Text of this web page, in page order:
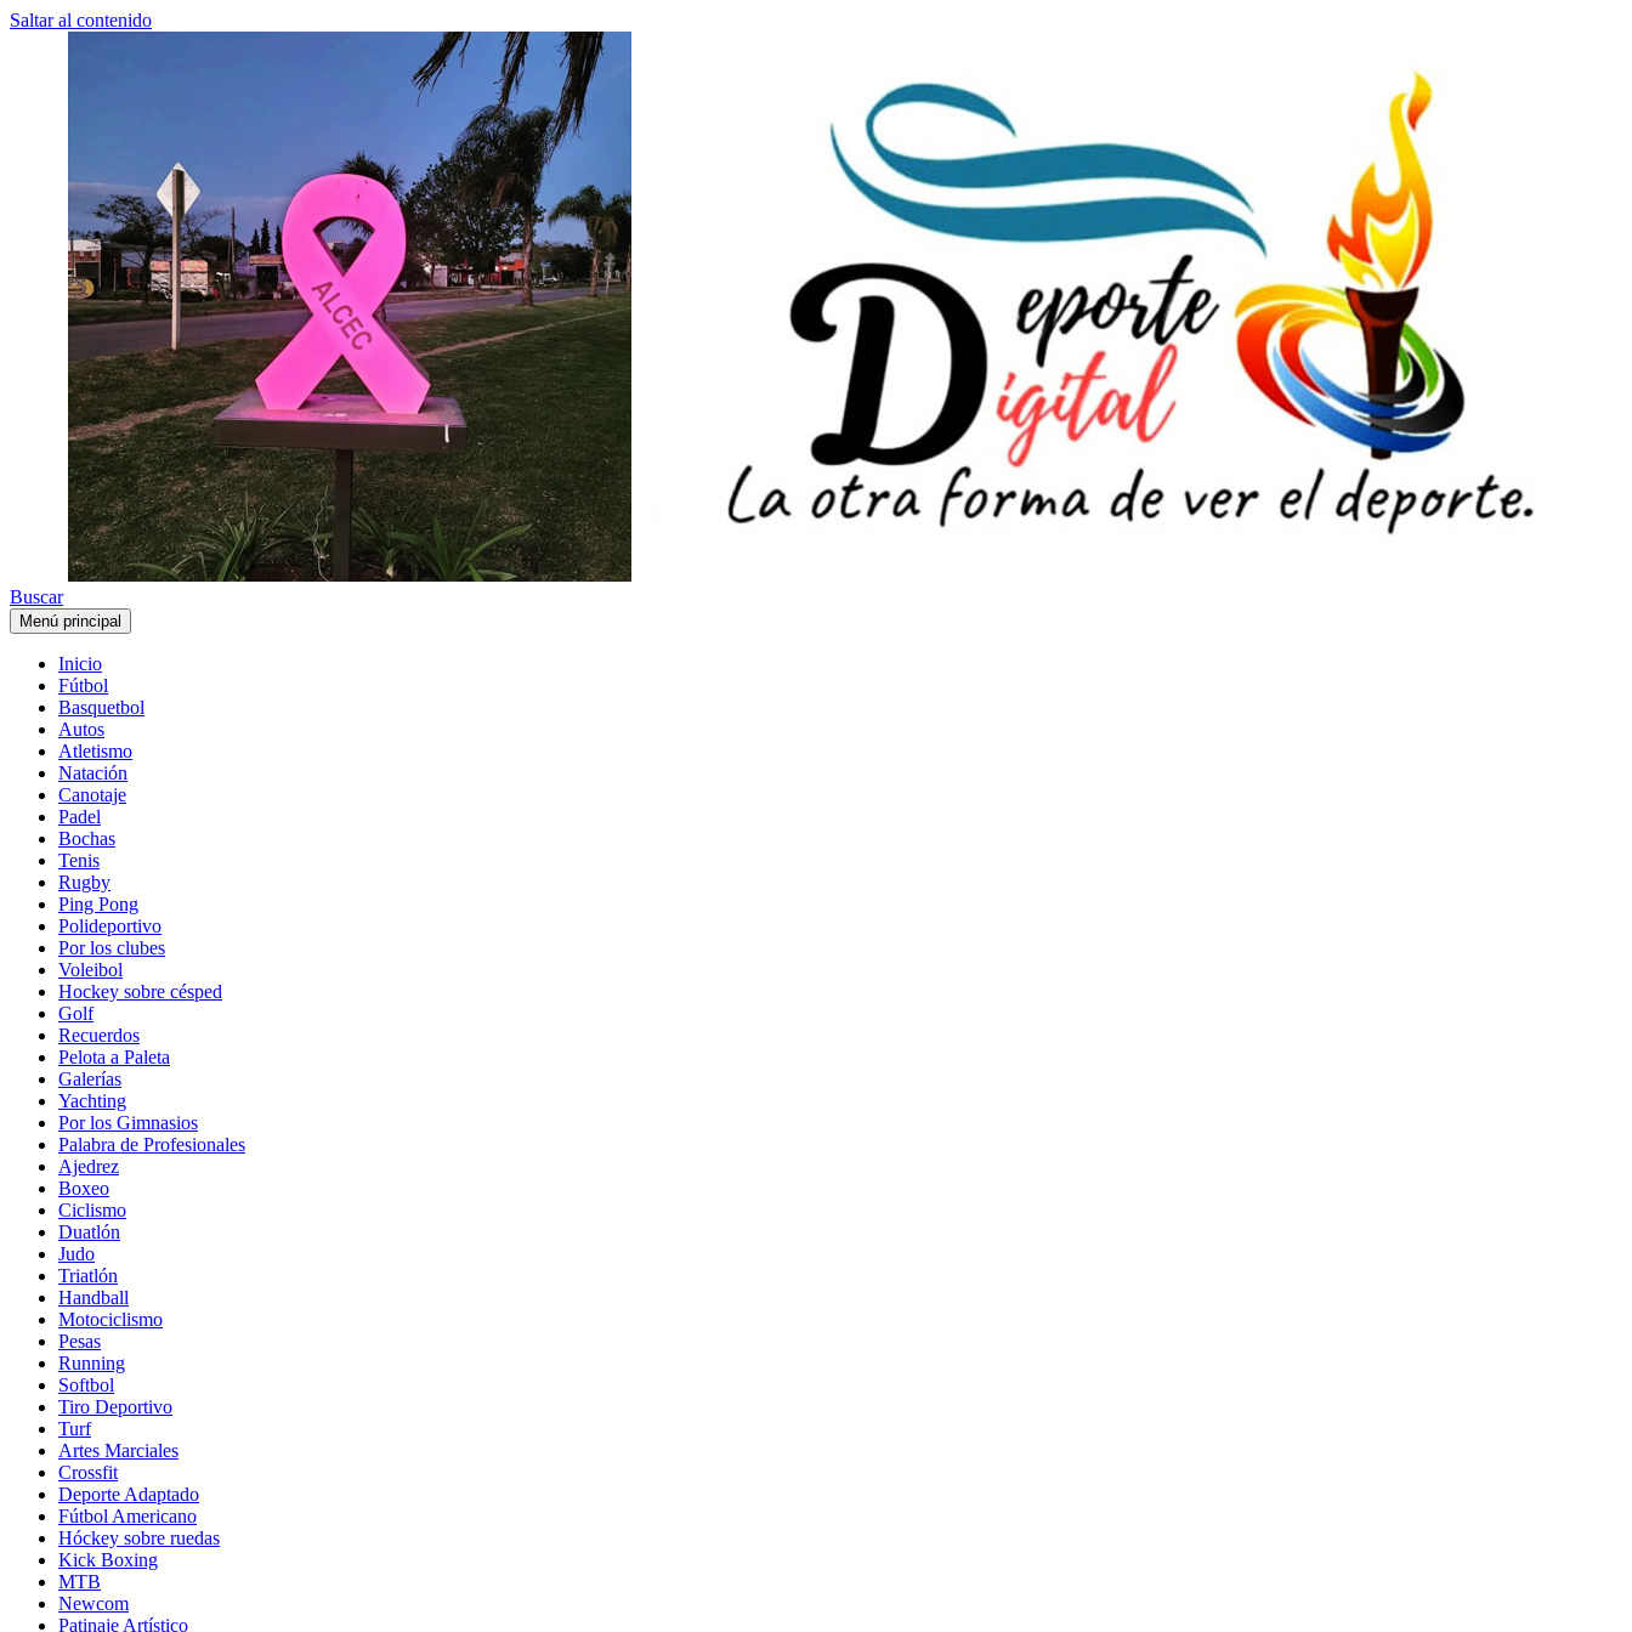
Saltar al contenido
Buscar
Menú principal
Inicio
Fútbol
Basquetbol
Autos
Atletismo
Natación
Canotaje
Padel
Bochas
Tenis
Rugby
Ping Pong
Polideportivo
Por los clubes
Voleibol
Hockey sobre césped
Golf
Recuerdos
Pelota a Paleta
Galerías
Yachting
Por los Gimnasios
Palabra de Profesionales
Ajedrez
Boxeo
Ciclismo
Duatlón
Judo
Triatlón
Handball
Motociclismo
Pesas
Running
Softbol
Tiro Deportivo
Turf
Artes Marciales
Crossfit
Deporte Adaptado
Fútbol Americano
Hóckey sobre ruedas
Kick Boxing
MTB
Newcom
Patinaje Artístico